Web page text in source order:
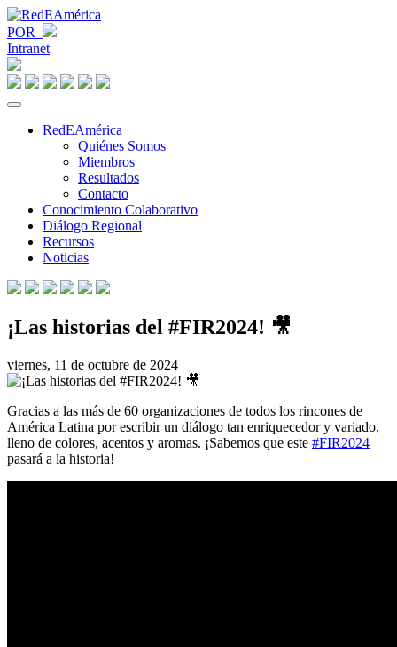
POR
Intranet
RedEAmérica
Quiénes Somos
Miembros
Resultados
Contacto
Conocimiento Colaborativo
Diálogo Regional
Recursos
Noticias
¡Las historias del #FIR2024! 🎥
viernes, 11 de octubre de 2024
Gracias a las más de 60 organizaciones de todos los rincones de
América Latina por escribir un diálogo tan enriquecedor y variado,
lleno de colores, acentos y aromas. ¡Sabemos que este #FIR2024
pasará a la historia!